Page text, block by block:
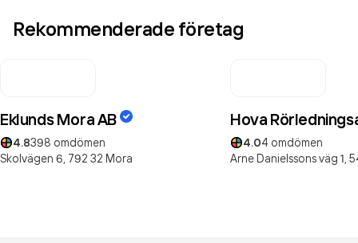
Rekommenderade företag
Eklunds Mora AB
4.8398 omdömen
Skolvägen 6, 792 32 Mora
Hova
4.04 omdömen
Arne Danielssons väg 1,